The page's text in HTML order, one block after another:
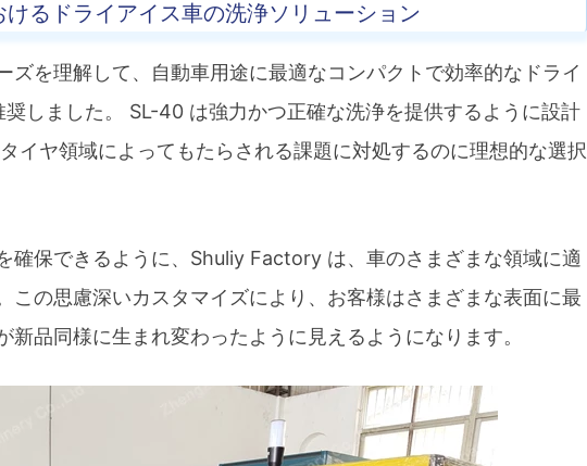
るドライアイス車の洗浄ソリューション
を理解して、自動車用途に最適なコンパクトで効率的なドライ
しました。 SL-40 は強力かつ正確な洗浄を提供するように設計
イヤ領域によってもたらされる課題に対処するのに理想的な選択
確保できるように、Shuliy Factory は、車のさまざまな領域に適
この思慮深いカスタマイズにより、お客様はさまざまな表面に最
品同様に生まれ変わったように見えるようになります。